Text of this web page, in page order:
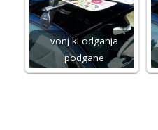
vonj ki odganja
podgane